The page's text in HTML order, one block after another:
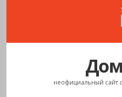
неофициальный сайт